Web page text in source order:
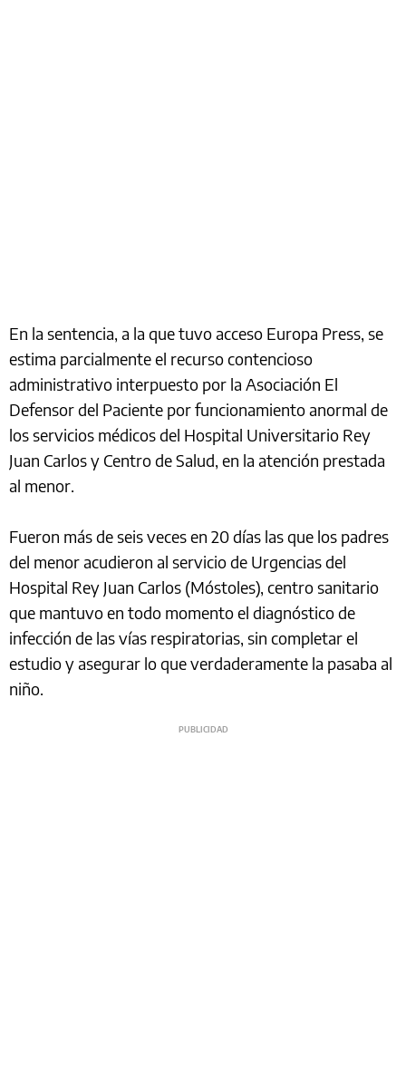
En la sentencia, a la que tuvo acceso Europa Press, se
estima parcialmente el recurso contencioso
administrativo interpuesto por la Asociación El
Defensor del Paciente por funcionamiento anormal de
los servicios médicos del Hospital Universitario Rey
Juan Carlos y Centro de Salud, en la atención prestada
al menor.
Fueron más de seis veces en 20 días las que los padres
del menor acudieron al servicio de Urgencias del
Hospital Rey Juan Carlos (Móstoles), centro sanitario
que mantuvo en todo momento el diagnóstico de
infección de las vías respiratorias, sin completar el
estudio y asegurar lo que verdaderamente la pasaba al
niño.